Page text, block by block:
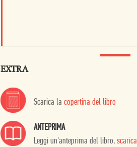
EXTRA
Scarica la copertina del libro
ANTEPRIMA
Leggi un'anteprima del libro, scarica